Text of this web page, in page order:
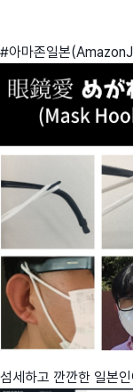
#아마존일본
섬세하고 깐깐한 일본